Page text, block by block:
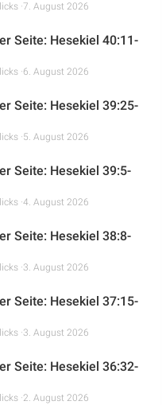
7. August 2026
Seite: Hesekiel 40:11-
6. August 2026
Seite: Hesekiel 39:25-
5. August 2026
Seite: Hesekiel 39:5-
4. August 2026
Seite: Hesekiel 38:8-
3. August 2026
Seite: Hesekiel 37:15-
3. August 2026
Seite: Hesekiel 36:32-
2. August 2026